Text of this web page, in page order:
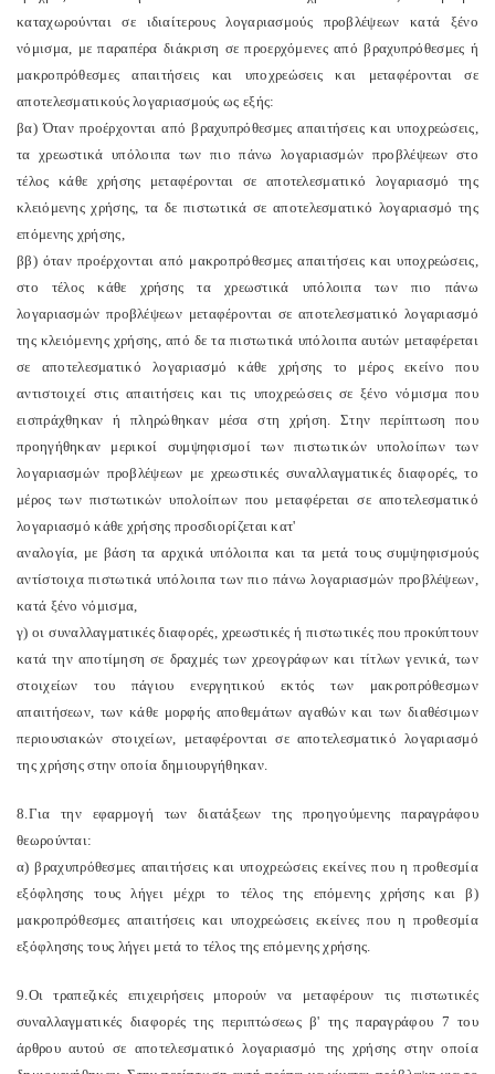
καταχωρούνται σε ιδιαίτερους λογαριασμούς προβλέψεων κατά ξένο
νόμισμα, με παραπέρα διάκριση σε προερχόμενες από βραχυπρόθεσμες ή
μακροπρόθεσμες απαιτήσεις και υποχρεώσεις και μεταφέρονται σε
αποτελεσματικούς λογαριασμούς ως εξής:
βα) Όταν προέρχονται από βραχυπρόθεσμες απαιτήσεις και υποχρεώσεις,
τα χρεωστικά υπόλοιπα των πιο πάνω λογαριασμών προβλέψεων στο
τέλος κάθε χρήσης μεταφέρονται σε αποτελεσματικό λογαριασμό της
κλειόμενης χρήσης, τα δε πιστωτικά σε αποτελεσματικό λογαριασμό της
επόμενης χρήσης,
ββ) όταν προέρχονται από μακροπρόθεσμες απαιτήσεις και υποχρεώσεις,
στο τέλος κάθε χρήσης τα χρεωστικά υπόλοιπα των πιο πάνω
λογαριασμών προβλέψεων μεταφέρονται σε αποτελεσματικό λογαριασμό
της κλειόμενης χρήσης, από δε τα πιστωτικά υπόλοιπα αυτών μεταφέρεται
σε αποτελεσματικό λογαριασμό κάθε χρήσης το μέρος εκείνο που
αντιστοιχεί στις απαιτήσεις και τις υποχρεώσεις σε ξένο νόμισμα που
εισπράχθηκαν ή πληρώθηκαν μέσα στη χρήση. Στην περίπτωση που
προηγήθηκαν μερικοί συμψηφισμοί των πιστωτικών υπολοίπων των
λογαριασμών προβλέψεων με χρεωστικές συναλλαγματικές διαφορές, το
μέρος των πιστωτικών υπολοίπων που μεταφέρεται σε αποτελεσματικό
λογαριασμό κάθε χρήσης προσδιορίζεται κατ'
αναλογία, με βάση τα αρχικά υπόλοιπα και τα μετά τους συμψηφισμούς
αντίστοιχα πιστωτικά υπόλοιπα των πιο πάνω λογαριασμών προβλέψεων,
κατά ξένο νόμισμα,
γ) οι συναλλαγματικές διαφορές, χρεωστικές ή πιστωτικές που προκύπτουν
κατά την αποτίμηση σε δραχμές των χρεογράφων και τίτλων γενικά, των
στοιχείων του πάγιου ενεργητικού εκτός των μακροπρόθεσμων
απαιτήσεων, των κάθε μορφής αποθεμάτων αγαθών και των διαθέσιμων
περιουσιακών στοιχείων, μεταφέρονται σε αποτελεσματικό λογαριασμό
της χρήσης στην οποία δημιουργήθηκαν.
8.Για την εφαρμογή των διατάξεων της προηγούμενης παραγράφου
θεωρούνται:
α) βραχυπρόθεσμες απαιτήσεις και υποχρεώσεις εκείνες που η προθεσμία
εξόφλησης τους λήγει μέχρι το τέλος της επόμενης χρήσης και β)
μακροπρόθεσμες απαιτήσεις και υποχρεώσεις εκείνες που η προθεσμία
εξόφλησης τους λήγει μετά το τέλος της επόμενης χρήσης.
9.Οι τραπεζικές επιχειρήσεις μπορούν να μεταφέρουν τις πιστωτικές
συναλλαγματικές διαφορές της περιπτώσεως β' της παραγράφου 7 του
άρθρου αυτού σε αποτελεσματικό λογαριασμό της χρήσης στην οποία